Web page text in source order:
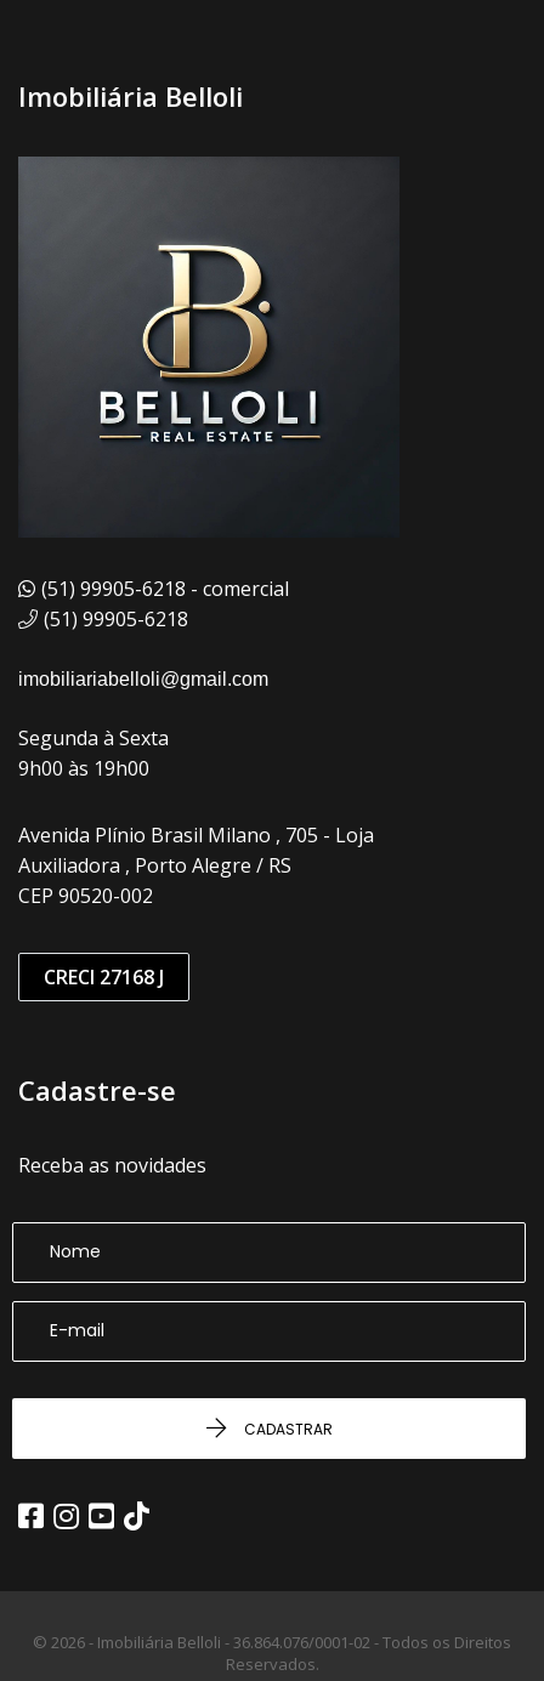
Imobiliária Belloli
(51) 99905-6218 - comercial
(51) 99905-6218
imobiliariabelloli@gmail.com
Segunda à Sexta
9h00 às 19h00
Avenida Plínio Brasil Milano , 705 - Loja
Auxiliadora , Porto Alegre / RS
CEP 90520-002
CRECI 27168 J
Cadastre-se
Receba as novidades
CADASTRAR
© 2026 - Imobiliária Belloli -36.864.076/0001-02 -Todos os Direitos
Reservados.